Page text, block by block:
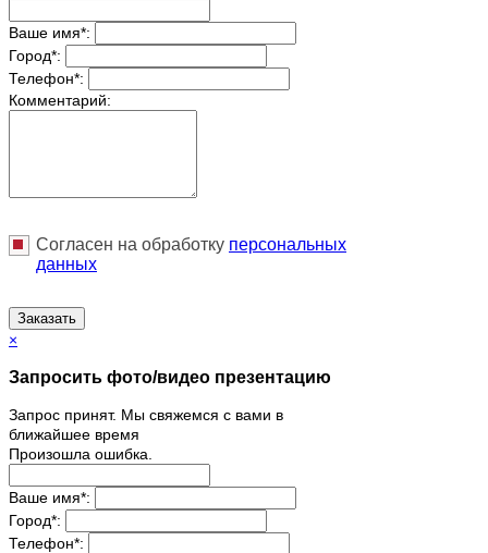
Ваше имя*:
Город*:
Телефон*:
Комментарий:
Согласен на обработку персональныx
данных
Заказать
×
Запросить фото/видео презентацию
Запрос принят. Мы свяжемся с вами в
ближайшее время
Произошла ошибка.
Ваше имя*:
Город*:
Телефон*: